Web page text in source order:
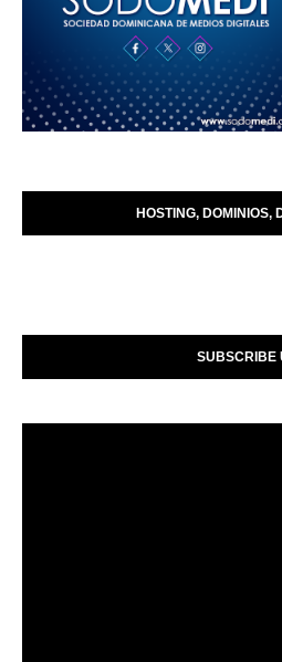
HOSTING, DOMINIOS,
SUBSCRIBE